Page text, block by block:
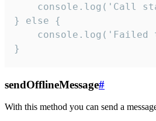
console.log('Call
} else {
console.log('Failed
}
sendOfflineMessage#
With this method you can send a